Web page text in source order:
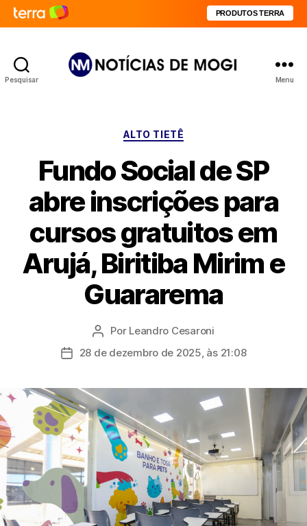
PRODUTOS TERRA
Pesquisar Menu
Categorias
ALTO TIETÊ
Fundo Social de SP
abre inscrições para
cursos gratuitos em
Arujá, Biritiba Mirim e
Guararema
Autor
do
Por Leandro Cesaroni
Data28 de dezembro de 2025, às 21:08